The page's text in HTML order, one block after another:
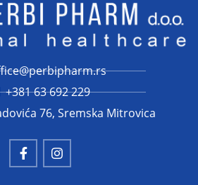
+381 63 692 229
76, Sremska Mitrovica